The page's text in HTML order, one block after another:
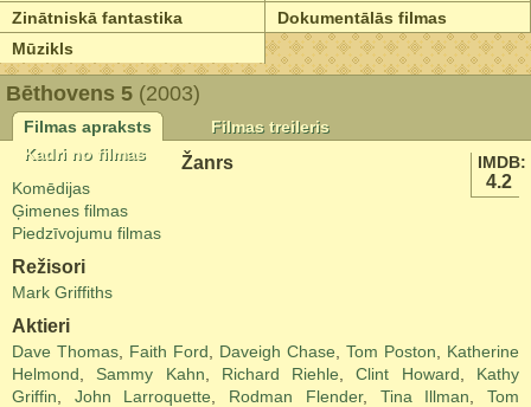
Zinātniskā fantastika
Dokumentālās filmas
Mūzikls
Bēthovens 5 (2003)
Filmas apraksts
Filmas treileris
Kadri no filmas
IMDB:
4.2
Žanrs
Komēdijas
Ģimenes filmas
Piedzīvojumu filmas
Režisori
Mark Griffiths
Aktieri
Dave Thomas Faith Ford Daveigh Chase Tom Poston
Katherine
Helmond
Sammy Kahn Richard Riehle ,Clint Howard
Kathy
Griffin
John Larroquette Rodman Flender, Tina Illman ,Tom